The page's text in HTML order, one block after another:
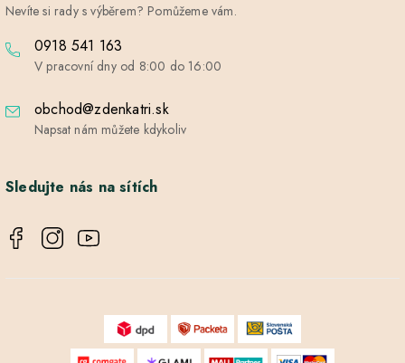
Nevíte si rady s výběrem? Pomůžeme vám.
0918 541 163
V pracovní dny od 8:00 do 16:00
obchod@zdenkatri.sk
Napsat nám můžete kdykoliv
Sledujte nás na sítích